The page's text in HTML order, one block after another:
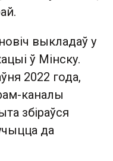
выкладаў у
ў Мінску.
2022 года,
каналы
збіраўся
да